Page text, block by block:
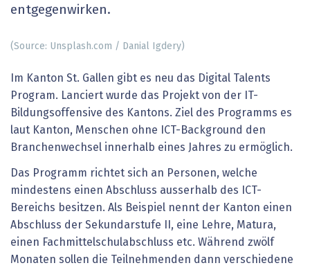
entgegenwirken.
(Source: Unsplash.com / Danial Igdery)
Im Kanton St. Gallen gibt es neu das Digital Talents
Program. Lanciert wurde das Projekt von der IT-
Bildungsoffensive des Kantons. Ziel des Programms es
laut Kanton, Menschen ohne ICT-Background den
Branchenwechsel innerhalb eines Jahres zu ermöglich.
Das Programm richtet sich an Personen, welche
mindestens einen Abschluss ausserhalb des ICT-
Bereichs besitzen. Als Beispiel nennt der Kanton einen
Abschluss der Sekundarstufe II, eine Lehre, Matura,
einen Fachmittelschulabschluss etc. Während zwölf
Monaten sollen die Teilnehmenden dann verschiedene